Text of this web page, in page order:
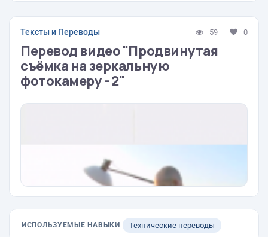
Тексты и Переводы 59 0
Перевод видео "Продвинутая
съёмка на зеркальную
фотокамеру - 2"
ИСПОЛЬЗУЕМЫЕ НАВЫКИ Технические переводы